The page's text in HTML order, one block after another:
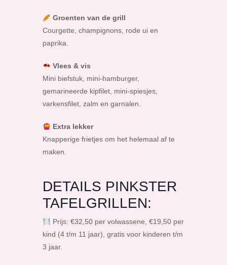
Groenten van de grill
Courgette, champignons, rode ui en
paprika.
Vlees & vis
Mini biefstuk, mini-hamburger,
gemarineerde kipfilet, mini-spiesjes,
varkensfilet, zalm en garnalen.
Extra lekker
Knapperige frietjes om het helemaal af te
maken.
DETAILS PINKSTER
TAFELGRILLEN:
Prijs: €32,50 per volwassene, €19,50 per
kind (4 t/m 11 jaar), gratis voor kinderen t/m
3 jaar.